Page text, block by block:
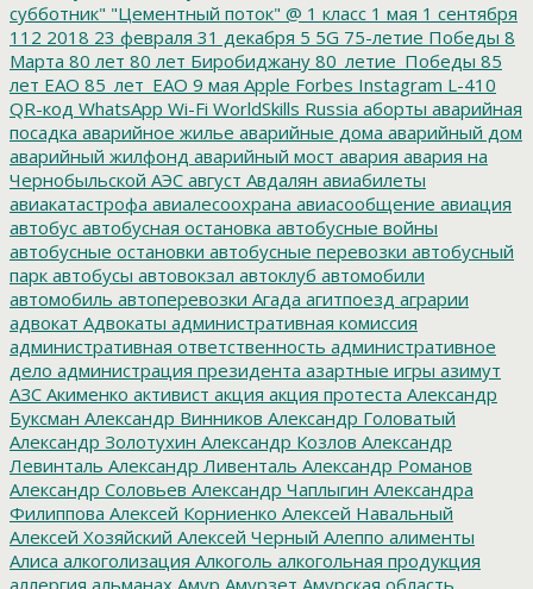
субботник" "Цементный поток" @ 1 класс 1 мая 1 сентября
112 2018 23 февраля 31 декабря 5 5G 75-летие Победы 8
Марта 80 лет 80 лет Биробиджану 80_летие_Победы 85
лет ЕАО 85_лет_ЕАО 9 мая Apple Forbes Instagram L-410
QR-код WhatsApp Wi-Fi WorldSkills Russia аборты аварийная
посадка аварийное жилье аварийные дома аварийный дом
аварийный жилфонд аварийный мост авария авария на
Чернобыльской АЭС август Авдалян авиабилеты
авиакатастрофа авиалесоохрана авиасообщение авиация
автобус автобусная остановка автобусные войны
автобусные остановки автобусные перевозки автобусный
парк автобусы автовокзал автоклуб автомобили
автомобиль автоперевозки Агада агитпоезд аграрии
адвокат Адвокаты административная комиссия
административная ответственность административное
дело администрация президента азартные игры азимут
АЗС Акименко активист акция акция протеста Александр
Буксман Александр Винников Александр Головатый
Александр Золотухин Александр Козлов Александр
Левинталь Александр Ливенталь Александр Романов
Александр Соловьев Александр Чаплыгин Александра
Филиппова Алексей Корниенко Алексей Навальный
Алексей Хозяйский Алексей Черный Алеппо алименты
Алиса алкоголизация Алкоголь алкогольная продукция
аллергия альманах Амур Амурзет Амурская область